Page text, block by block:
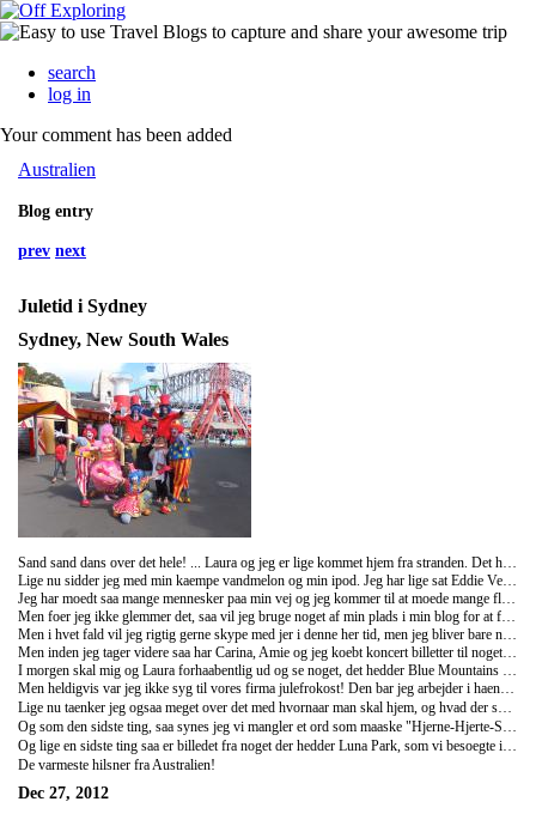
search
log in
Your comment has been added
Australien
Blog entry
prev next
Juletid i Sydney
Sydney, New South Wales
Lige nu sidder jeg med min kaempe vandmelon og min ipod. Jeg har lige sat Eddie Vedder paa med soundtracksene fra filmen "into the wild". Det giver helt kuldegysninger - det er saadan en smuk film. Til dem der ikke har set den saa er den pointe med filmen, som jeg har lagt mest maerke til er at det ikke har saa meget med stederne at goere som du ser, men det handler mere om de mennesker du moeder paa din vej. Mennesker du vaelger at dele dine oplevelser med fordi du gerne vil have at de skal vaere en del af din rejse.
Jeg har moedt saa mange mennesker paa min vej og jeg kommer til at moede mange flere. Carina som ogsaa er fra Danmark, som jeg faktisk har vaeret sammen med stortset hele min rejse, tror jeg, at jeg skal til vest australien med i slutningen af januar, og det glaeder jeg mig super meget til! Australien er saadan et stort land og som mig og Laura snakkede om idag saa naar forbinder man ordet "Land" med en kultur, bestemte normer, vaerdier osv. Men efter globaliseringen har taget rigtig ved, og naar man pludselig er paa saadan et stort omraade, der faktisk er et land, der er stoerre end hele Europa, saa er der flere forskellige kulture og livsstile at opleve. Her i Sydney er det meget multikulturelt, fordi der er saa mange mennesker fra hele verden, der vaelger at slaa sig ned her, saa jeg glaeder mig rigtig meget til at se, hvad Vest Australien har at byde paa.
Men foer jeg ikke glemmer det, saa vil jeg bruge noget af min plads i min blog for at fortaelle min familie, hvor savnet I alle har vaeret her i julen. Det har ikke vaeret rigtig jul uden jer! Jeg haaber I alle havde en god aften med de mennesker, som I delte aftenen med, og at I er ved at vaere klar til at springe ind i det nye aar. Carina, Laura og jeg fik kaenguru og frugtsalat, hvor vi efter det dansede rundt om en lille plante med en gave under juletraeet! Vi proevede saa godt vi kunne at huske de danske julesange, men det gik ikke saa godt.
Men i hvet fald vil jeg rigtig gerne skype med jer i denne her tid, men jeg bliver bare noed til at planlaegge det, saa I maa endelig skrive, hvis der er en dag, hvor I faar lyst til det og har tid.
Men inden jeg tager videre saa har Carina, Amie og jeg koebt koncert billetter til noget, der hedder "Big day Out", hvor de store navne er Red Hot Chili Peppers, the Killers og Band of Horses. Det bliver super awesome og jeg glaeder mig rigtig meget til at komme ud og hoere noget live musik!
I morgen skal mig og Laura forhaabentlig ud og se noget, det hedder Blue Mountains - 2 timer vaek fra Syney. Desvaerre saa var jeg ved doktoren den 24. december fordi jeg har vaeret saa heldig at faa halsbetaendelse, saa nu er jeg paa penicillin! Og man finder da hurtigt ud af, hvor glad man er for systemet derhjemme, naar man skal betale 78 dollars for bare at se laegen, der saa siger "Uuuuh ja, det ser ud til dine mandler er haevet, lad mig lige skrive noget medicin ud til dig". Haha. Altsaa!
Men heldigvis var jeg ikke syg til vores firma julefrokost! Den bar jeg arbejder i haenger sammen med et hostel og en cafe, saa vi fik ALLE fri for arbejde, og saa tager de os ned til noget, der hedder "Darlin Habour" i Sydney, hvor der staar en stor baad klar til os med hotspot, DJ og fri alkohol. Det foeltes lidt som en film, naar man sidder med en kold i sommertoej og sejler ud af havnen, hvor vi saa kan se opera huset!
Lige nu taenker jeg ogsaa meget over det med hvornaar man skal hjem, og hvad der skal ske. Mig og Carina har planer om New Zealand et par uger, fordi det er saa billigt at flyve derover.. Mht. min uddannelse, saa er det film, der staar hoejest paa min prioteringsliste lige nu, but who knows! Nu maa vi se, hvad livet bringer mig. Men stadig det er vigtig at vi har droemme, det bringer os nye steder.
Og som den sidste ting, saa synes jeg vi mangler et ord som maaske "Hjerne-Hjerte-Strid", naar vores hjerte er i strid med vores hjerne.
Og lige en sidste ting saa er billedet fra noget der hedder Luna Park, som vi besoegte i Sydney! Haha
De varmeste hilsner fra Australien!
Dec 27, 2012